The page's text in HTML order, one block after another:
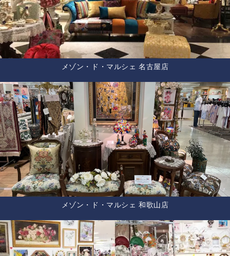
メゾン・ド・マルシェ 名古屋店
メゾン・ド・マルシェ 和歌山店